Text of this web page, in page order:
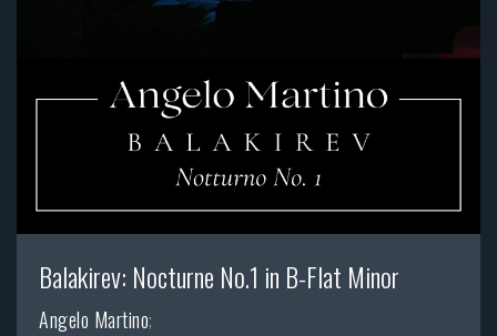
Balakirev: Nocturne No.1 in B-Flat Minor
Angelo Martino;